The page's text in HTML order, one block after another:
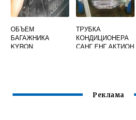
ОБЪЕМ
БАГАЖНИКА
KYRON
ТРУБКА
КОНДИЦИОНЕРА
САНГ ЕНГ АКТИОН
Реклама